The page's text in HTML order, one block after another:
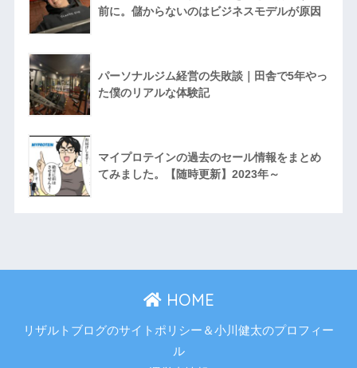
前に。儲からないのはビジネスモデルが原因
パーソナルジム経営の失敗談｜田舎で5年やっ
た僕のリアルな体験記
マイプロテインの過去のセール情報をまとめ
てみました。【随時更新】2023年～
HOME
リザルトブログのサイトポリシー＆小川健太のプロフィー
ル